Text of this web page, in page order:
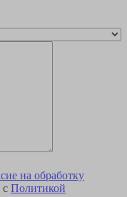
на обработку
с Политикой